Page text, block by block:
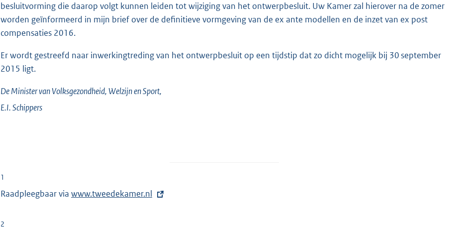
besluitvorming die daarop volgt kunnen leiden tot wijziging van het ontwerpbesluit. Uw Kamer zal hierover na de zomer
worden geïnformeerd in mijn brief over de definitieve vormgeving van de ex ante modellen en de inzet van ex post
compensaties 2016.
Er wordt gestreefd naar inwerkingtreding van het ontwerpbesluit op een tijdstip dat zo dicht mogelijk bij 30 september
2015 ligt.
De Minister van Volksgezondheid, Welzijn en Sport,
E.I.Schippers
1
Raadpleegbaar via E
www.tweedekamer.nl
2